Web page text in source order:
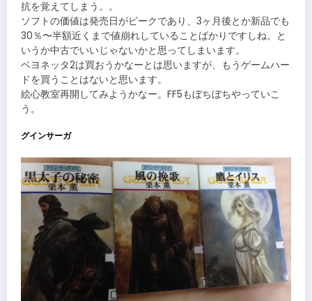
抗を覚えてしまう。。
ソフトの価値は発売日がピークであり、3ヶ月後とか新品でも
30％〜半額近くまで値崩れしていることばかりですしね。と
いうか中古でいいじゃないかと思ってしまいます。
ベヨネッタ2は買おうかなーとは思いますが、もうゲームハー
ドを買うことはないと思います。
絵心教室再開してみようかなー。FF5もぼちぼちやっていこ
う。
グインサーガ